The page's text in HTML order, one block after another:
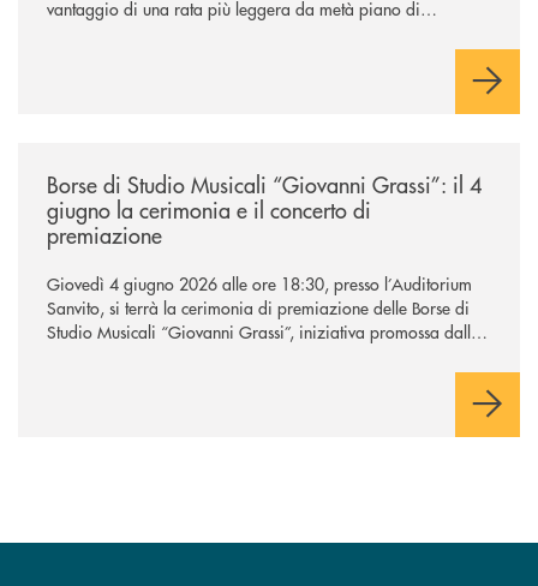
vantaggio di una rata più leggera da metà piano di
Borse di Studio Musicali “Giovanni Grassi”: il 4
giugno la cerimonia e il concerto di
premiazione
Giovedì 4 giugno 2026 alle ore 18:30, presso l’Auditorium
Sanvito, si terrà la cerimonia di premiazione delle Borse di
Studio Musicali “Giovanni Grassi”, iniziativa promossa dalla